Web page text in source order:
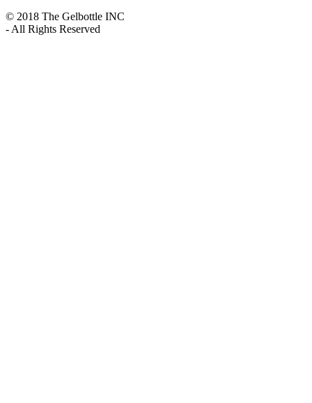
© 2018 The Gelbottle INC
- All Rights Reserved